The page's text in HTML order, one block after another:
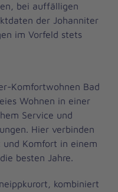
bei auffälligen
der Johanniter
im Vorfeld stets
Komfortwohnen Bad
Wohnen in einer
Service und
Hier verbinden
und Komfort in einem
besten Jahre.
kombiniert